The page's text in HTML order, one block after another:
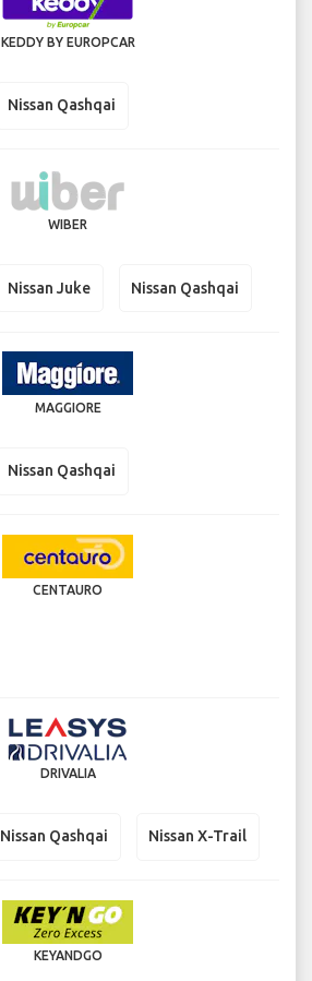
KEDDY BY EUROPCAR
Nissan Qashqai
WIBER
Nissan Juke Nissan Qashqai
MAGGIORE
Nissan Qashqai
CENTAURO
DRIVALIA
Nissan Qashqai Nissan X-Trail
KEYANDGO